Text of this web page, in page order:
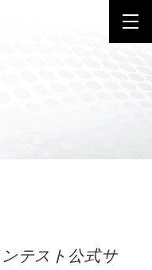
テスト公式サ